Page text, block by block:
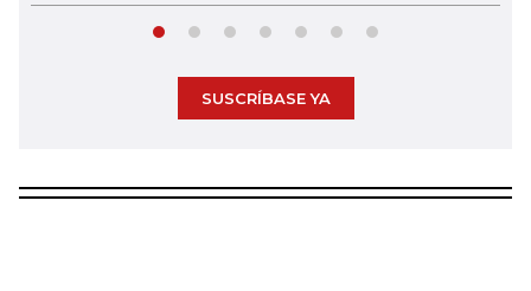
SUSCRÍBASE YA